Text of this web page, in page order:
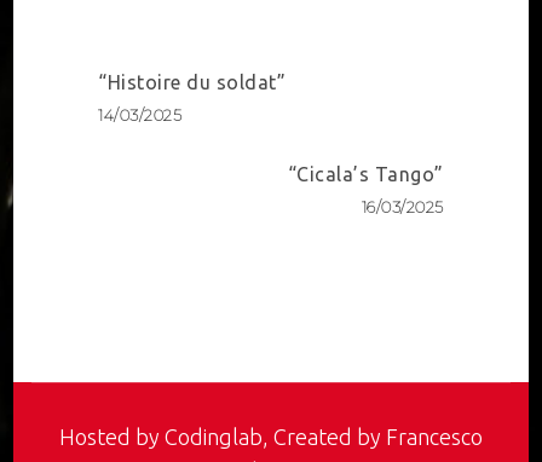
Post
Navigation
“Histoire du soldat”
14/03/2025
“Cicala’s Tango”
16/03/2025
Hosted by Codinglab, Created by Francesco